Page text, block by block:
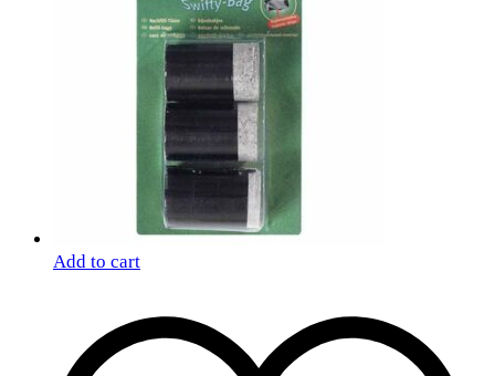
Add to cart